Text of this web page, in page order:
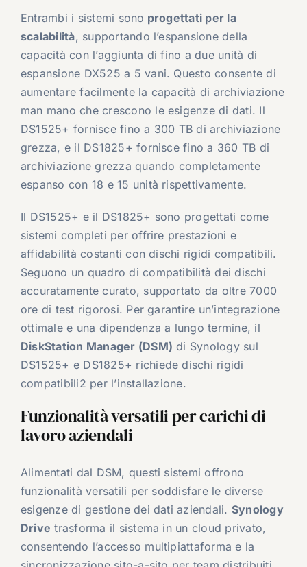
Entrambi i sistemi sono progettati per la
scalabilità, supportando l’espansione della
capacità con l’aggiunta di fino a due unità di
espansione DX525 a 5 vani. Questo consente di
aumentare facilmente la capacità di archiviazione
man mano che crescono le esigenze di dati. Il
DS1525+ fornisce fino a 300 TB di archiviazione
grezza, e il DS1825+ fornisce fino a 360 TB di
archiviazione grezza quando completamente
espanso con 18 e 15 unità rispettivamente.
Il DS1525+ e il DS1825+ sono progettati come
sistemi completi per offrire prestazioni e
affidabilità costanti con dischi rigidi compatibili.
Seguono un quadro di compatibilità dei dischi
accuratamente curato, supportato da oltre 7000
ore di test rigorosi. Per garantire un’integrazione
ottimale e una dipendenza a lungo termine, il
DiskStation Manager (DSM) di Synology sul
DS1525+ e DS1825+ richiede dischi rigidi
compatibili2 per l’installazione.
Funzionalità versatili per carichi di
lavoro aziendali
Alimentati dal DSM, questi sistemi offrono
funzionalità versatili per soddisfare le diverse
esigenze di gestione dei dati aziendali. Synology
Drive trasforma il sistema in un cloud privato,
consentendo l’accesso multipiattaforma e la